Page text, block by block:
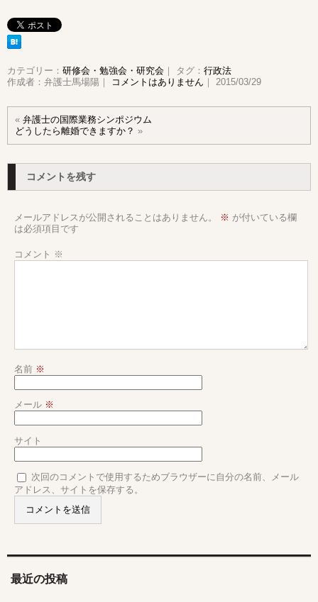
カテゴリー： 研修会・勉強会・研究会 ｜ タグ： 行政法
作成者：弁護士馬場陽｜
コメントはありません ｜ 2015/03/29
« 弁護士の国際業務シンポジウム
どうしたら離婚できますか？ »
コメントを残す
メールアドレスが公開されることはありません。 ※ が付いている欄
は必須項目です
コメント ※
名前 ※
メール ※
サイト
次回のコメントで使用するためブラウザーに自分の名前、メール
アドレス、サイトを保存する。
最近の投稿